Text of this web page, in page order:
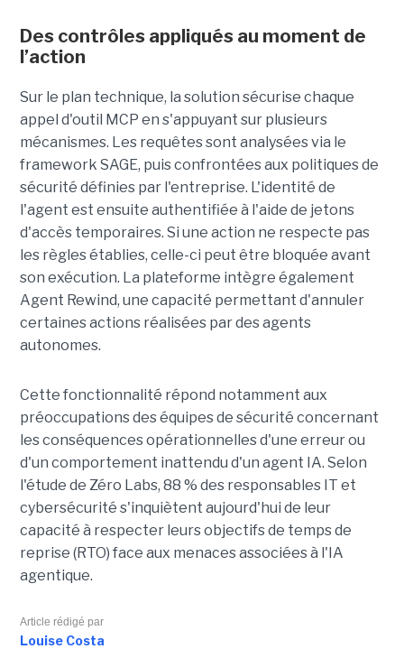
Des contrôles appliqués au moment de
l’action
Sur le plan technique, la solution sécurise chaque
appel d'outil MCP en s'appuyant sur plusieurs
mécanismes. Les requêtes sont analysées via le
framework SAGE, puis confrontées aux politiques de
sécurité définies par l'entreprise. L'identité de
l'agent est ensuite authentifiée à l'aide de jetons
d'accès temporaires. Si une action ne respecte pas
les règles établies, celle-ci peut être bloquée avant
son exécution. La plateforme intègre également
Agent Rewind, une capacité permettant d'annuler
certaines actions réalisées par des agents
autonomes.
Cette fonctionnalité répond notamment aux
préoccupations des équipes de sécurité concernant
les conséquences opérationnelles d'une erreur ou
d'un comportement inattendu d'un agent IA. Selon
l'étude de Zéro Labs, 88 % des responsables IT et
cybersécurité s'inquiètent aujourd'hui de leur
capacité à respecter leurs objectifs de temps de
reprise (RTO) face aux menaces associées à l'IA
agentique.
Article rédigé par
Louise Costa